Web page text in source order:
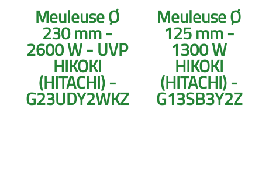
Meuleuse Ø
230 mm -
2600 W - UVP
HIKOKI
(HITACHI) -
G23UDY2WKZ
Meuleuse Ø
125 mm -
1300 W
HIKOKI
(HITACHI) -
G13SB3Y2Z